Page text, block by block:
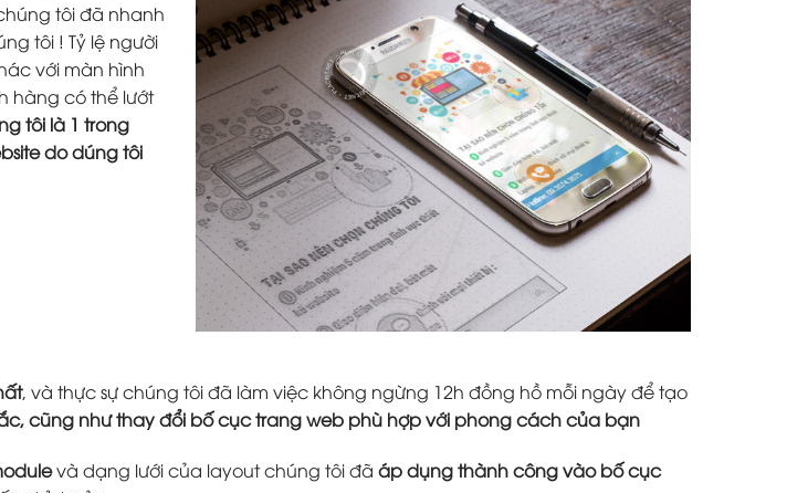
tôi đã nhanh
tôi ! Tỷ lệ người
với màn hình
hàng có thể lướt
tôi là 1 trong
do dúng tôi
, và thực sự chúng tôi đã làm việc không ngừng 12h đồng hồ mỗi ngày để tạo
cũng như thay đổi bố cục trang web phù hợp với phong cách của bạn
và dạng lưới của layout chúng tôi đã áp dụng thành công vào bố cục